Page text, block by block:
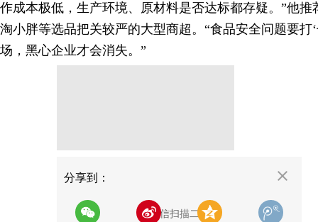
作成本极低，生产环境、原材料是否达标都存疑。”他
淘小胖等选品把关较严的大型商超。“食品安全问题要打
场，黑心企业才会消失。”
分享到：
用微信扫描二维码